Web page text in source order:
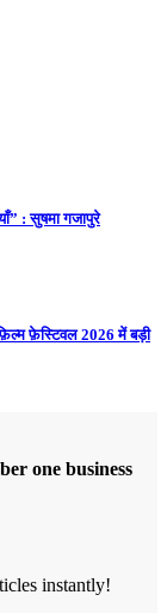
: सुषमा गजापुरे
फ़ेस्टिवल 2026 में बड़ी
one business
instantly!